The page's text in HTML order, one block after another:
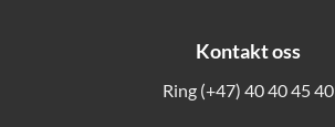
Kontakt oss
Ring (+47) 40 40 45 40